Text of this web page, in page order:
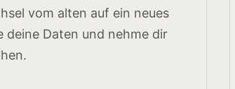
vom alten auf ein neues
deine Daten und nehme dir